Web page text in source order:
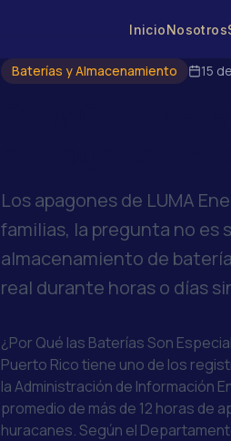
InicioNosotros
Baterías y Almacenamiento 15
Los apagones de LUMA
familias, la pregunta no es
almacenamiento de
real durante horas o días
¿Por Qué las Baterías Son
Puerto Rico tiene uno de los
laAdministración de Información
promedio de más de 12 horas de
huracanes. Según el